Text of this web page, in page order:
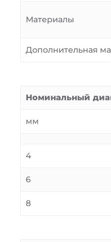
Материалы
Дополнительная
Номинальный
мм
4
6
8